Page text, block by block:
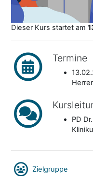
Dieser Kurs startet am
Termine
PD
Zielgruppe